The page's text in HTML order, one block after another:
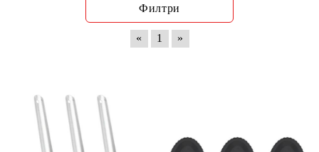
Филтри
« 1 »